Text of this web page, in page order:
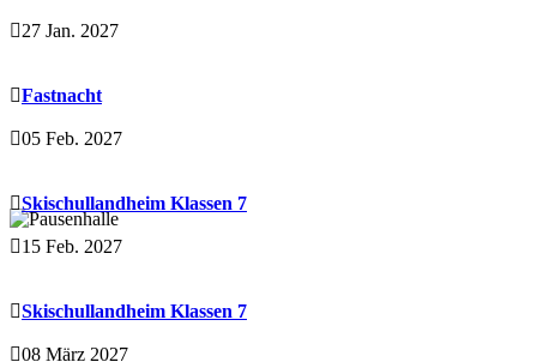
27 Jan. 2027
Fastnacht
05 Feb. 2027
Skischullandheim Klassen 7
15 Feb. 2027
Skischullandheim Klassen 7
08 März 2027